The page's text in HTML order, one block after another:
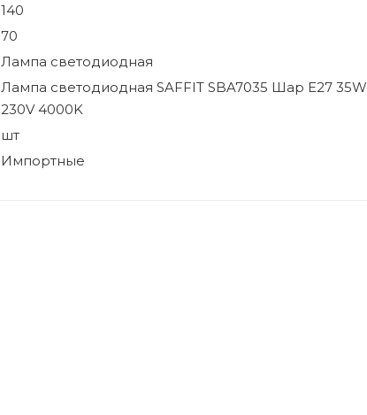
140
70
Лампа светодиодная
Лампа светодиодная SAFFIT SBA7035 Шар E27 35W
230V 4000K
шт
Импортные